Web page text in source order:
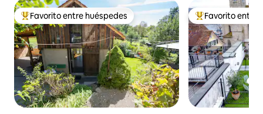
Favorito entre huéspedes preferido
Favorito entre huéspedes Favorito entre
Favorito entre